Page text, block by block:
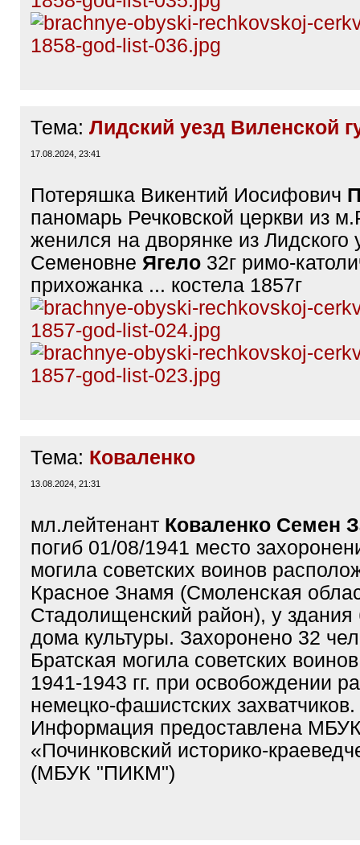
Тема: Лидский уезд Виленской
17.08.2024, 23:41
Потеряшка Викентий Иосифович
паномарь Речковской церкви из
женился на дворянке из Лидского
Семеновне Ягело 32г римо-
прихожанка ... костела 1857г
Тема: Коваленко
13.08.2024, 21:31
мл.лейтенант Коваленко Семен
погиб 01/08/1941 место
могила советских воинов
Красное Знамя (Смоленская
Стадолищенский район), у
дома культуры. Захоронено 32
Братская могила советских
1941-1943 гг. при освобождении
немецко-фашистских захватчиков.
Информация предоставлена
«Починковский историко-
(МБУК "ПИКМ")